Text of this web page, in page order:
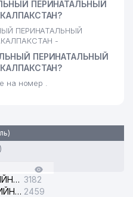
ПЕРИНАТАЛЬНЫЙ
ПЕРИНАТАЛЬНЫЙ
-
ПЕРИНАТАЛЬНЫЙ
на номер .
ЯШНАБАДСКАЯ АВАРИЙНАЯ СЛУЖБА ЭЛЕКТРОСЕТИ 3182
ЧИЛАНЗАРСКАЯ АВАРИЙНАЯ СЛУЖБА ЭЛЕКТРОСЕТИ 2459